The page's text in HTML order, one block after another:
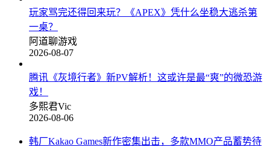
玩家骂完还得回来玩？《APEX》凭什么坐稳大逃杀第
一桌？
阿道聊游戏
2026-08-07
腾讯《灰境行者》新PV解析！这或许是最“爽”的微恐游
戏！
多熙君Vic
2026-08-06
韩厂Kakao Games新作密集出击，多款MMO产品蓄势待